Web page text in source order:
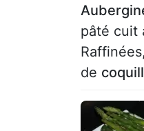
pâté cuit
de